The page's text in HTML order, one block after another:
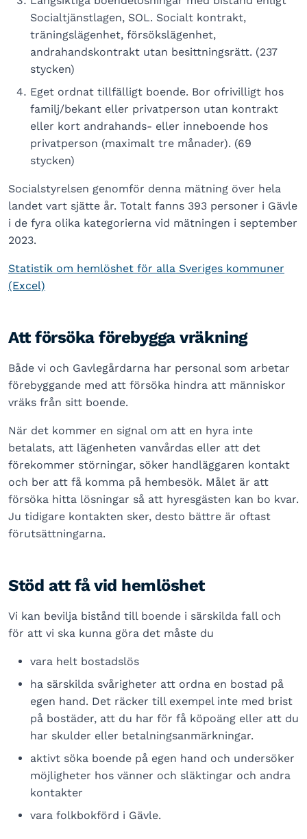
Socialtjänstlagen, SOL. Socialt kontrakt,
träningslägenhet, försökslägenhet,
andrahandskontrakt utan besittningsrätt. (237
stycken)
Eget ordnat tillfälligt boende. Bor ofrivilligt hos
familj/bekant eller privatperson utan kontrakt
eller kort andrahands- eller inneboende hos
privatperson (maximalt tre månader). (69
stycken)
Socialstyrelsen genomför denna mätning över hela
landet vart sjätte år. Totalt fanns 393 personer i Gävle
i de fyra olika kategorierna vid mätningen i september
2023.
Statistik om hemlöshet för alla Sveriges kommuner
(Excel)
Att försöka förebygga vräkning
Både vi och Gavlegårdarna har personal som arbetar
förebyggande med att försöka hindra att människor
vräks från sitt boende.
När det kommer en signal om att en hyra inte
betalats, att lägenheten vanvårdas eller att det
förekommer störningar, söker handläggaren kontakt
och ber att få komma på hembesök. Målet är att
försöka hitta lösningar så att hyresgästen kan bo kvar.
Ju tidigare kontakten sker, desto bättre är oftast
förutsättningarna.
Stöd att få vid hemlöshet
Vi kan bevilja bistånd till boende i särskilda fall och
för att vi ska kunna göra det måste du
vara helt bostadslös
ha särskilda svårigheter att ordna en bostad på
egen hand. Det räcker till exempel inte med brist
på bostäder, att du har för få köpoäng eller att du
har skulder eller betalningsanmärkningar.
aktivt söka boende på egen hand och undersöker
möjligheter hos vänner och släktingar och andra
kontakter
vara folkbokförd i Gävle.